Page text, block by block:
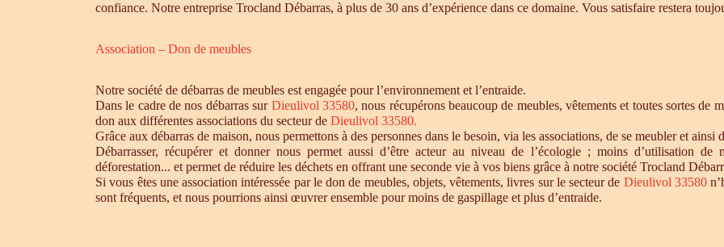
confiance. Notre entreprise Trocland Débarras, à plus de 30 ans d’expérience dans ce domaine. Vous satisfaire restera
Association – Don de meubles
Notre société de débarras de meubles est engagée pour l’environnement et l’entraide.
Dans le cadre de nos débarras sur Dieulivol 33580, nous récupérons beaucoup de meubles, vêtements et toutes sortes de
don aux différentes associations du secteur de Dieulivol 33580.
Grâce aux débarras de maison, nous permettons à des personnes dans le besoin, via les associations, de se meubler et
Débarrasser, récupérer et donner nous permet aussi d’être acteur au niveau de l’écologie ; moins d’utilisation
déforestation... et permet de réduire les déchets en offrant une seconde vie à vos biens grâce à notre société Trocland
Si vous êtes une association intéressée par le don de meubles, objets, vêtements, livres sur le secteur de Dieulivol 33580
sont fréquents, et nous pourrions ainsi œuvrer ensemble pour moins de gaspillage et plus d’entraide.